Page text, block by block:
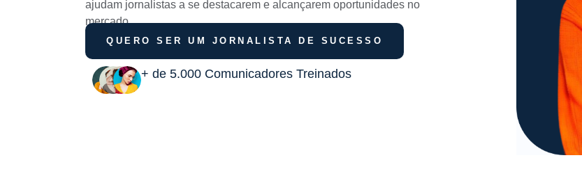
ajudam jornalistas a se destacarem e alcançarem oportunidades no
mercado.
QUERO SER UM JORNALISTA DE SUCESSO
+ de 5.000 Comunicadores Treinados